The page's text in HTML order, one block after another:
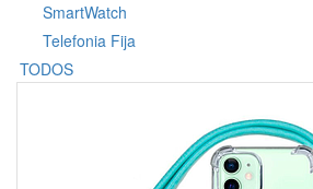
SmartWatch
Telefonia Fija
TODOS